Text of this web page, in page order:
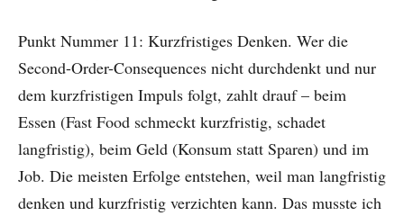
Punkt Nummer 11: Kurzfristiges Denken. Wer die
Second-Order-Consequences nicht durchdenkt und nur
dem kurzfristigen Impuls folgt, zahlt drauf – beim
Essen (Fast Food schmeckt kurzfristig, schadet
langfristig), beim Geld (Konsum statt Sparen) und im
Job. Die meisten Erfolge entstehen, weil man langfristig
denken und kurzfristig verzichten kann. Das musste ich